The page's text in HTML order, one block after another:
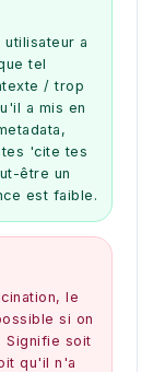
utilisateur a
tel
/ trop
a mis en
'cite tes
être un
est faible.
le
si on
Signifie soit
qu'il n'a